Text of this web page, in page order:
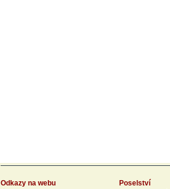
Odkazy na webu
Poselství